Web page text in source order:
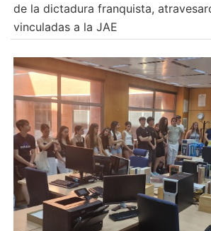
de la dictadura franquista,
vinculadas a la JAE